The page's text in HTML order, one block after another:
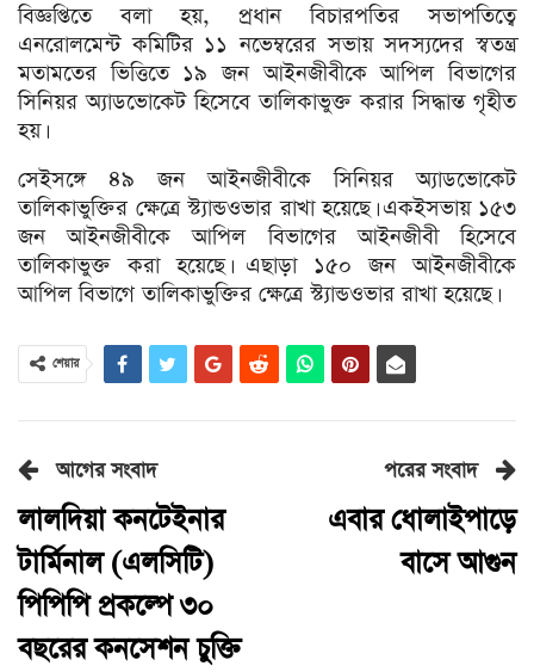
বিজ্ঞপ্তিতে বলা হয়, প্রধান বিচারপতির সভাপতিত্বে
এনরোলমেন্ট কমিটির ১১ নভেম্বরের সভায় সদস্যদের স্বতন্ত্র
মতামতের ভিত্তিতে ১৯ জন আইনজীবীকে আপিল বিভাগের
সিনিয়র অ্যাডভোকেট হিসেবে তালিকাভুক্ত করার সিদ্ধান্ত গৃহীত
হয়।
সেইসঙ্গে ৪৯ জন আইনজীবীকে সিনিয়র অ্যাডভোকেট
তালিকাভুক্তির ক্ষেত্রে স্ট্যান্ডওভার রাখা হয়েছে। একইসভায় ১৫৩
জন আইনজীবীকে আপিল বিভাগের আইনজীবী হিসেবে
তালিকাভুক্ত করা হয়েছে। এছাড়া ১৫০ জন আইনজীবীকে
আপিল বিভাগে তালিকাভুক্তির ক্ষেত্রে স্ট্যান্ডওভার রাখা হয়েছে।
শেয়ার
আগের সংবাদ
লালদিয়া কনটেইনার
টার্মিনাল (এলসিটি)
পিপিপি প্রকল্পে ৩০
বছরের কনসেশন চুক্তি
পরের সংবাদ
এবার ধোলাইপাড়ে
বাসে আগুন